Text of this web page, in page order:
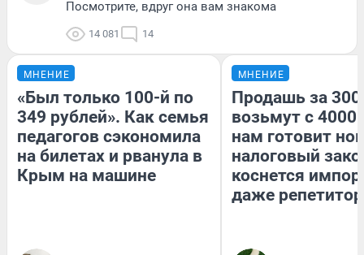
Посмотрите, вдруг она вам знакома
14 081 14
МНЕНИЕ
«Был только 100-й по
349 рублей». Как семья
педагогов сэкономила
на билетах и рванула в
Крым на машине
МНЕНИЕ
Продашь за
возьмут с
нам готовит
налоговый
коснется
даже